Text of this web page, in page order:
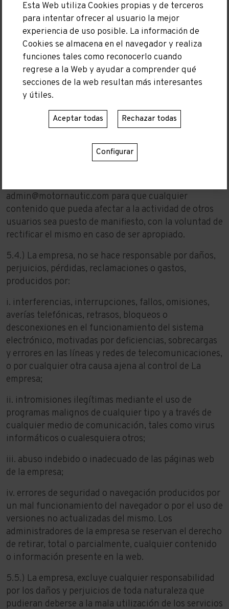
5.1.) La empresa no garantiza el acceso continuado,
ni la correcta visualización, descarga o utilidad de los
elementos e informaciones contenidas en las
páginas de la empresa, que pueden verse impedidos,
dificultados o interrumpidos por factores o
circunstancias que estén fuera de su control.
5.2.) La empresa, podrá interrumpir el servicio o
resolver de modo inmediato la relación con el
Usuario si detecta un uso de su Portal o de
contrarios a los presentes Términos Legales.
admin@motornautic.com para que cualquier
contenido que pueda afectar a la actividad de otros
usuarios sea puesto de manifiesto, con la voluntad de
rectificar el mismo en caso de ser apropiado.
5.4.) La empresa, no se hace responsable por daños,
perjuicios, pérdidas, reclamaciones o gastos,
producidos por:
i. interferencias, interrupciones, fallos, omisiones,
averías telefónicas, retrasos, bloqueos o
desconexiones en el funcionamiento del sistema
electrónico, motivadas por deficiencias, sobrecargas
y errores en las líneas y redes de telecomunicaciones,
o por cualquier otra causa ajena al control de La
empresa;
ii. intromisiones ilegítimas mediante el uso de
programas malignos de cualquier tipo y a través de
cualquier medio de comunicación, tales como virus
informáticos o cualesquiera otros;
iii. abuso indebido o inadecuado de las páginas web
de la empresa;
iv. errores de seguridad o navegación producidos por
un mal funcionamiento del navegador o por el uso de
versiones no actualizadas del mismo. Los
administradores de la empresa se reservan el derecho
de retirar, total o parcialmente, cualquier contenido
o información presente en la web.
5.5.) La empresa, excluye cualquier responsabilidad
por los daños y perjuicios de toda naturaleza que
pudieran deberse a la mala utilización de los servicios
Esta Web utiliza Cookies propias y de terceros
para intentar ofrecer al usuario la mejor
experiencia de uso posible. La información de
Cookies se almacena en el navegador y realiza
funciones tales como reconocerlo cuando
regrese a la Web y ayudar a comprender qué
secciones de la web resultan más interesantes
y útiles.
Aceptar todas Rechazar todas
Configurar